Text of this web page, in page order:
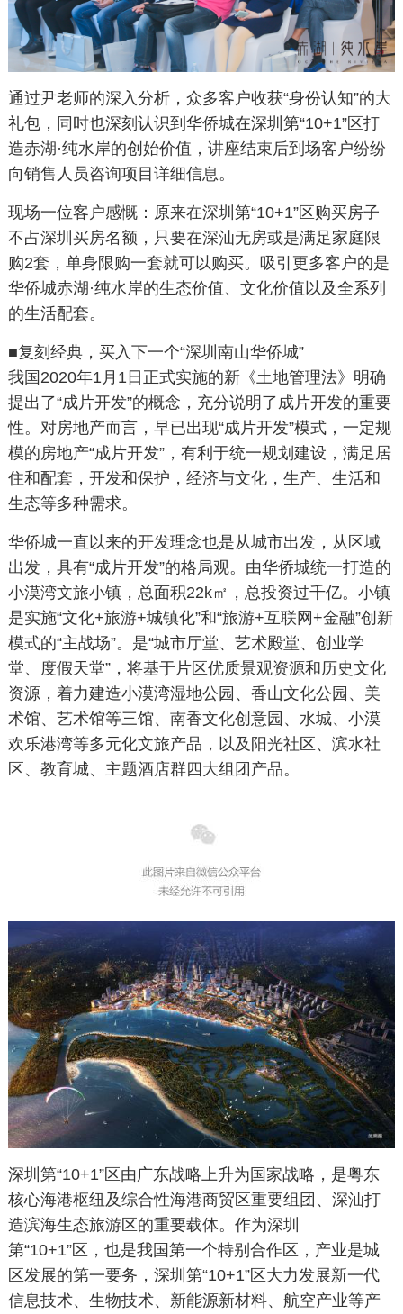
通过尹老师的深入分析，众多客户收获“身份认知”的大
礼包，同时也深刻认识到华侨城在深圳第“10+1”区打
造赤湖·纯水岸的创始价值，讲座结束后到场客户纷纷
向销售人员咨询项目详细信息。
现场一位客户感慨：原来在深圳第“10+1”区购买房子
不占深圳买房名额，只要在深汕无房或是满足家庭限
购2套，单身限购一套就可以购买。吸引更多客户的是
华侨城赤湖·纯水岸的生态价值、文化价值以及全系列
的生活配套。
■复刻经典，买入下一个“深圳南山华侨城”
我国2020年1月1日正式实施的新《土地管理法》明确
提出了“成片开发”的概念，充分说明了成片开发的重要
性。对房地产而言，早已出现“成片开发”模式，一定规
模的房地产“成片开发”，有利于统一规划建设，满足居
住和配套，开发和保护，经济与文化，生产、生活和
生态等多种需求。
华侨城一直以来的开发理念也是从城市出发，从区域
出发，具有“成片开发”的格局观。由华侨城统一打造的
小漠湾文旅小镇，总面积22k㎡，总投资过千亿。小镇
是实施“文化+旅游+城镇化”和“旅游+互联网+金融”创新
模式的“主战场”。是“城市厅堂、艺术殿堂、创业学
堂、度假天堂”，将基于片区优质景观资源和历史文化
资源，着力建造小漠湾湿地公园、香山文化公园、美
术馆、艺术馆等三馆、南香文化创意园、水城、小漠
欢乐港湾等多元化文旅产品，以及阳光社区、滨水社
区、教育城、主题酒店群四大组团产品。
深圳第“10+1”区由广东战略上升为国家战略，是粤东
核心海港枢纽及综合性海港商贸区重要组团、深汕打
造滨海生态旅游区的重要载体。作为深圳
第“10+1”区，也是我国第一个特别合作区，产业是城
区发展的第一要务，深圳第“10+1”区大力发展新一代
信息技术、生物技术、新能源新材料、航空产业等产